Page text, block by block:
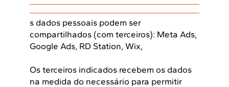
s dados pessoais podem ser
compartilhados (com terceiros): Meta Ads,
Google Ads, RD Station, Wix,
Os terceiros indicados recebem os dados
na medida do necessário para permitir